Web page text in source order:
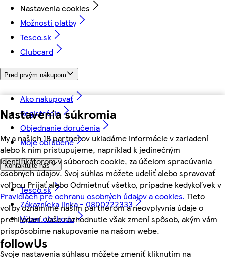
Nastavenia súkromia
My a našich 18 partnerov ukladáme informácie v zariadení
alebo k nim pristupujeme, napríklad k jedinečným
identifikátorom v súboroch cookie, za účelom spracúvania
osobných údajov. Svoj súhlas môžete udeliť alebo spravovať
voľbou Prijať alebo Odmietnuť všetko, prípadne kedykoľvek v
Pravidlách pre ochranu osobných údajov a cookies. Tieto
voľby oznámime našim partnerom a neovplyvnia údaje o
prehliadaní. Vaše rozhodnutie však zmení spôsob, akým vám
prispôsobíme nakupovanie na našom webe.
Svoje nastavenia súhlasu môžete zmeniť kliknutím na
Nastavenia cookies
Možnosti platby
Tesco.sk
Clubcard
Pred prvým nákupom
Ako nakupovať
Registrácia
Objednanie doručenia
Moje obľúbené
Kontaktujte nás
Tesco.sk
Zákaznícka linka - 0800222333
Výber obchodu
followUs